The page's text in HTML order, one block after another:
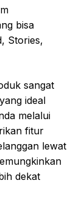
bisa
Stories,
sangat
ideal
melalui
fitur
lewat
dekat